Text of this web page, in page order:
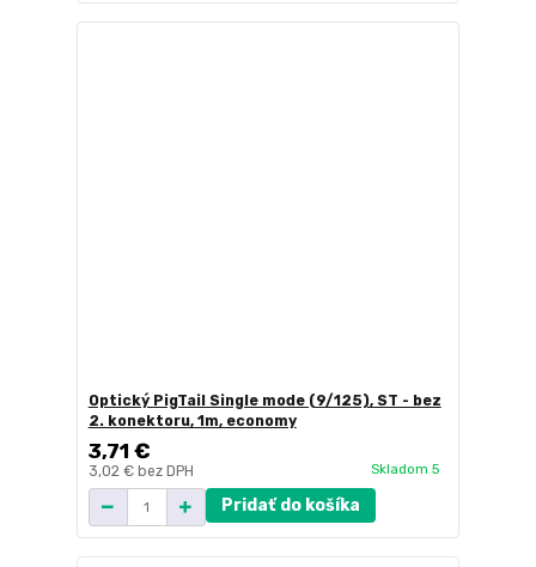
Optický PigTail Single mode (9/125), ST - bez
2. konektoru, 1m, economy
3,71 €
3,02 € bez DPH Skladom 5
Pridať do košíka